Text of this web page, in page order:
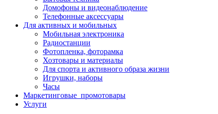
Домофоны и видеонаблюдение
Телефонные аксессуары
Для активных и мобильных
Мобильная электроника
Радиостанции
Фотопленка, фоторамка
Хозтовары и материалы
Для спорта и активного образа жизни
Игрушки, наборы
Часы
Маркетинговые_промотовары
Услуги